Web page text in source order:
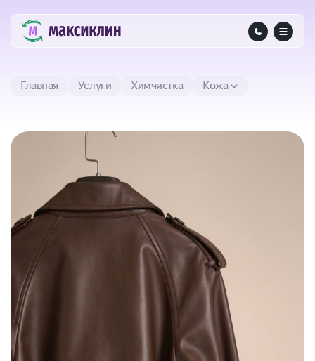
Главная Услуги Химчистка Кожа